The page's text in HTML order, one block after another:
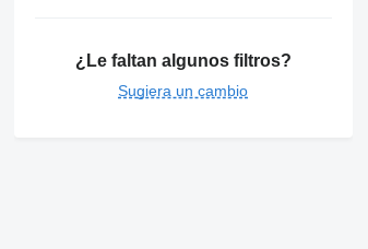
¿Le faltan algunos filtros?
Sugiera un cambio